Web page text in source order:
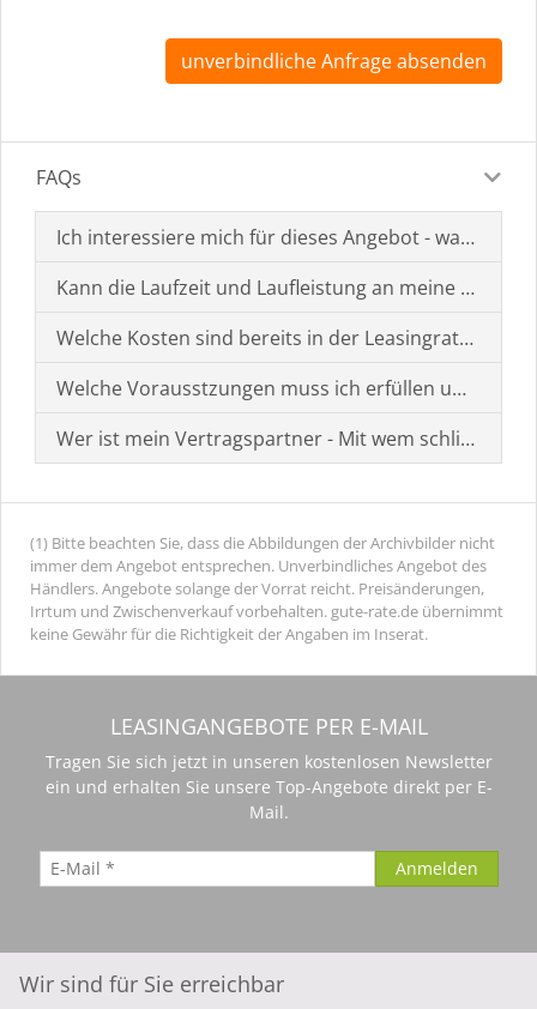
unverbindliche Anfrage absenden
FAQs
Ich interessiere mich für dieses Angebot - was muss
Kann die Laufzeit und Laufleistung an meine
Welche Kosten sind bereits in der Leasingrate
Welche Vorausstzungen muss ich erfüllen um einen
Wer ist mein Vertragspartner - Mit wem schließe ich
(1) Bitte beachten Sie, dass die Abbildungen der Archivbilder nicht
immer dem Angebot entsprechen. Unverbindliches Angebot des
Händlers. Angebote solange der Vorrat reicht. Preisänderungen,
Irrtum und Zwischenverkauf vorbehalten. gute-rate.de übernimmt
keine Gewähr für die Richtigkeit der Angaben im Inserat.
LEASINGANGEBOTE PER E-MAIL
Tragen Sie sich jetzt in unseren kostenlosen Newsletter
ein und erhalten Sie unsere Top-Angebote direkt per E-
Mail.
Wir sind für Sie erreichbar